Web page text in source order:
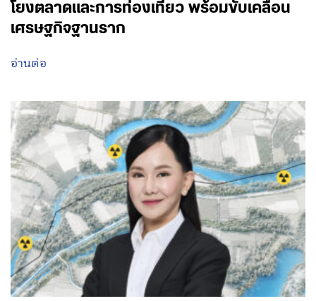
โยงตลาดและการท่องเที่ยว พร้อมขับเคลื่อน
เศรษฐกิจฐานราก
อ่านต่อ